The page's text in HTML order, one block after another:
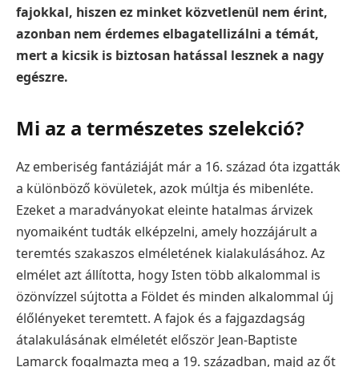
fajokkal, hiszen ez minket közvetlenül nem érint,
azonban nem érdemes elbagatellizálni a témát,
mert a kicsik is biztosan hatással lesznek a nagy
egészre.
Mi az a természetes szelekció?
Az emberiség fantáziáját már a 16. század óta izgatták
a különböző kövületek, azok múltja és mibenléte.
Ezeket a maradványokat eleinte hatalmas árvizek
nyomaiként tudták elképzelni, amely hozzájárult a
teremtés szakaszos elméletének kialakulásához. Az
elmélet azt állította, hogy Isten több alkalommal is
özönvízzel sújtotta a Földet és minden alkalommal új
élőlényeket teremtett. A fajok és a fajgazdagság
átalakulásának elméletét először Jean-Baptiste
Lamarck fogalmazta meg a 19. században, majd az őt